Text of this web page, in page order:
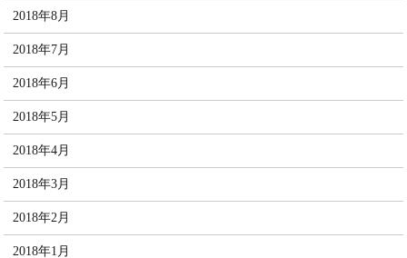
2018年8月
2018年7月
2018年6月
2018年5月
2018年4月
2018年3月
2018年2月
2018年1月